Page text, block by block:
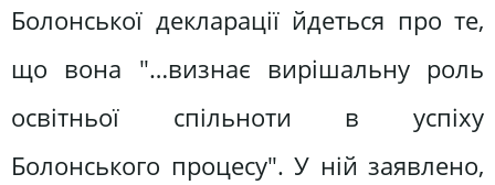
Болонської декларації йдеться про те,
що вона "…визнає вирішальну роль
освітньої спільноти в успіху
Болонського процесу". У ній заявлено,